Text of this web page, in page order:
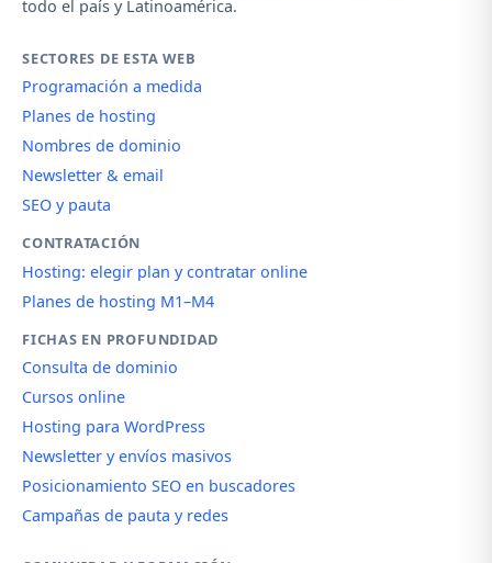
todo el país y Latinoamérica.
SECTORES DE ESTA WEB
Programación a medida
Planes de hosting
Nombres de dominio
Newsletter & email
SEO y pauta
CONTRATACIÓN
Hosting: elegir plan y contratar online
Planes de hosting M1–M4
FICHAS EN PROFUNDIDAD
Consulta de dominio
Cursos online
Hosting para WordPress
Newsletter y envíos masivos
Posicionamiento SEO en buscadores
Campañas de pauta y redes